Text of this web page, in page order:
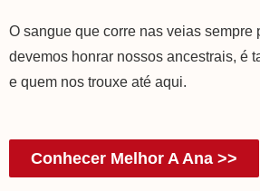
O sangue que corre nas veias
devemos honrar nossos ancestrais, é
e quem nos trouxe até aqui.
Conhecer Melhor A Ana >>